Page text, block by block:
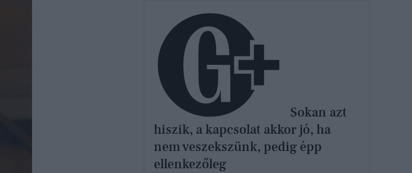
Sokan azt
hiszik, a kapcsolat akkor jó, ha
nem veszekszünk, pedig épp
ellenkezőleg